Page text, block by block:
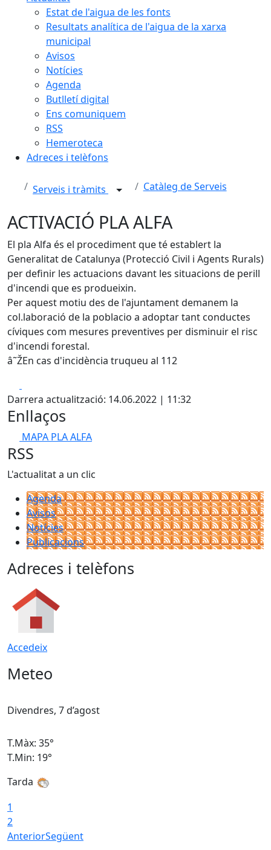
Estat de l'aigua de les fonts
Resultats analítica de l'aigua de la xarxa
municipal
Avisos
Notícies
Agenda
Butlletí digital
Ens comuniquem
RSS
Hemeroteca
Adreces i telèfons
Serveis i tràmits Catàleg de Serveis
ACTIVACIÓ PLA ALFA
El pla Alfa és el procediment que té establert la
Generalitat de Catalunya (Protecció Civil i Agents Rurals)
per definir les actuacions davant les situacions de perill
d'incendi que es produeixin.
Per aquest motiu des de l'ajuntament demanem la
col.laboració de la poblacio a adoptar tant conductes
cíviques com mesures preventives per disminuir el risc
d'incendi forestal.
â˜Ž️En cas d'incidència truqueu al 112
Darrera actualització: 14.06.2022 | 11:32
Enllaços
MAPA PLA ALFA
RSS
L'actualitat a un clic
Agenda
Avisos
Notícies
Publicacions
Adreces i telèfons
Accedeix
Meteo
Divendres, 7 d’agost
T.Màx: 35°
T.Min: 19°
Tarda
1
2
AnteriorSegüent